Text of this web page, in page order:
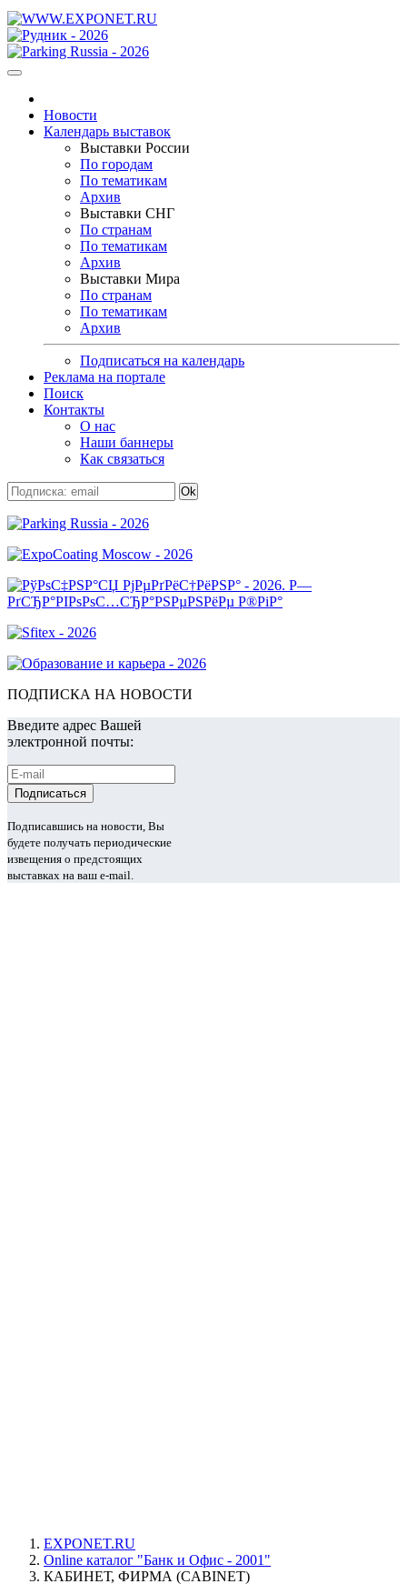
Новости
Календарь выставок
Выставки России
По городам
По тематикам
Архив
Выставки СНГ
По странам
По тематикам
Архив
Выставки Мира
По странам
По тематикам
Архив
Подписаться на календарь
Реклама на портале
Поиск
Контакты
О нас
Наши баннеры
Как связаться
ПОДПИСКА НА НОВОСТИ
Введите адрес Вашей
электронной почты:
Подписавшись на новости, Вы
будете получать периодические
извещения о предстоящих
выставках на ваш e-mail.
EXPONET.RU
Online каталог "Банк и Офис - 2001"
КАБИНЕТ, ФИРМА (CABINET)